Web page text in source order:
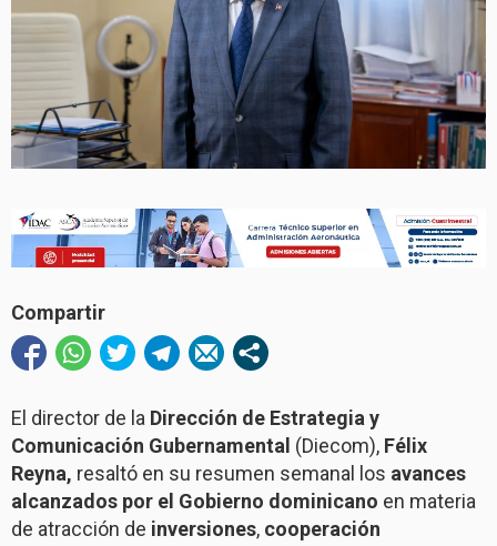
Compartir
El director de la Dirección de Estrategia y
Comunicación Gubernamental (Diecom), Félix
Reyna, resaltó en su resumen semanal los avances
alcanzados por el Gobierno dominicano en materia
de atracción de inversiones, cooperación